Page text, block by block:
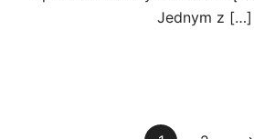
Jednym z […]